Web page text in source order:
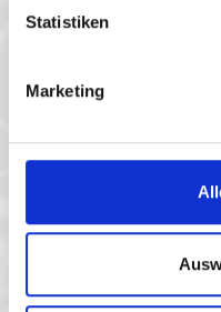
Statistiken
Marketing